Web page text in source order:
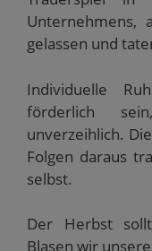
gelassen und
Individuelle
förderlich
unverzeihlich.
Folgen daraus
selbst.
Der Herbst
Blasen wir